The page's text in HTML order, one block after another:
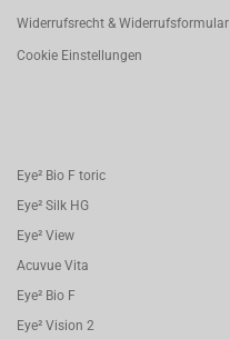
Widerrufsrecht & Widerrufsformular
Cookie Einstellungen
Eye² Bio F toric
Eye² Silk HG
Eye² View
Acuvue Vita
Eye² Bio F
Eye² Vision 2